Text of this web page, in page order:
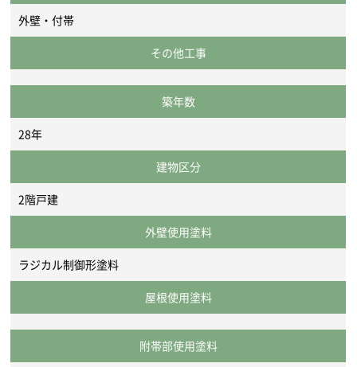
外壁・付帯
その他工事
築年数
28年
建物区分
2階戸建
外壁使用塗料
ラジカル制御形塗料
屋根使用塗料
附帯部使用塗料